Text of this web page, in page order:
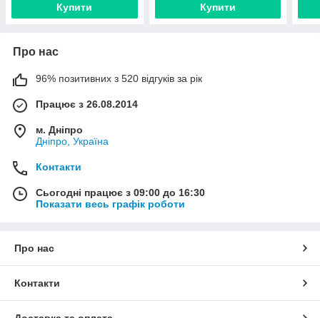
Купити Купити
Про нас
96% позитивних з 520 відгуків за рік
Працює з 26.08.2014
м. Дніпро
Дніпро, Україна
Контакти
Сьогодні працює з 09:00 до 16:30
Показати весь графік роботи
Про нас
Контакти